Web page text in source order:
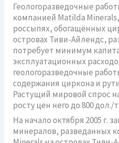
Геологоразведочные
компанией Matilda
россыпях, обогащённых
островах Тиви-Айлендс,
потребует минимум
эксплуатационных
геологоразведочные
содержания циркона и
Растущий мировой спрос
росту цен него до 800 дол./т.
На начало октября 2005 г.
минералов, разведанных